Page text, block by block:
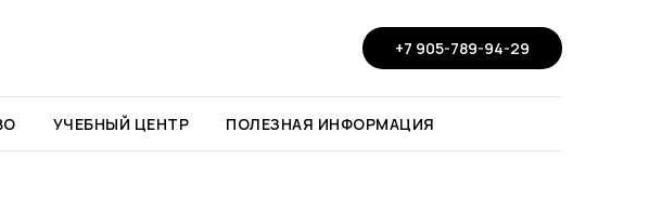
+7 905-789-94-29
УЧЕБНЫЙ ЦЕНТР ПОЛЕЗНАЯ ИНФОРМАЦИЯ